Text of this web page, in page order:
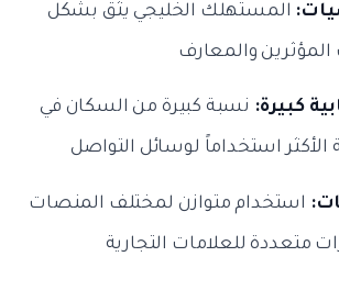
المستهلك الخليجي يثق بشكل
المؤثرين والمعارف
كبيرة: نسبة كبيرة من السكان في
الأكثر استخداماً لوسائل التواصل
استخدام متوازن لمختلف المنصات
متعددة للعلامات التجارية